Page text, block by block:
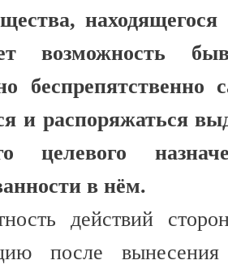
возможность
беспрепятственно
и распоряжаться
целевого
в нём.
действий
после